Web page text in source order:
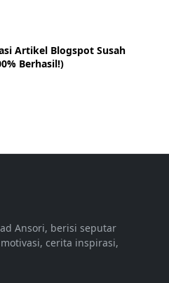
Artikel Blogspot Susah
Berhasil!)
Ansori, berisi seputar
cerita inspirasi,